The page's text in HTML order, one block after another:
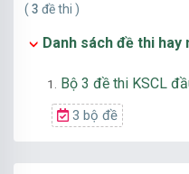
( 3 đề thi )
Danh sách đề thi hay
1. Bộ 3 đề thi KSCL
3 bộ đề